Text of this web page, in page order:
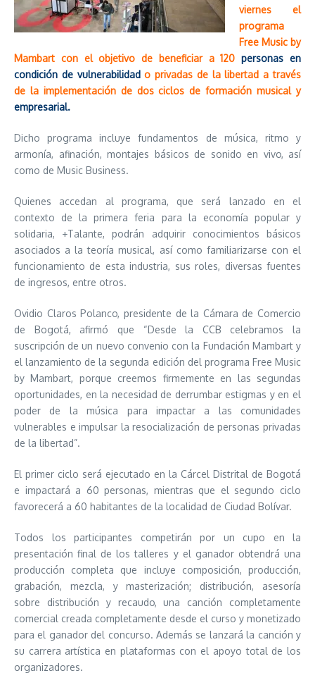
viernes el
programa
Free Music by
Mambart con el objetivo de beneficiar a 120personas en
condición de vulnerabilidad o privadas de la libertad a través
de la implementación de dos ciclos de formación musical y
empresarial.
Dicho programa incluye fundamentos de música, ritmo y
armonía, afinación, montajes básicos de sonido en vivo, así
como de Music Business.
Quienes accedan al programa, que será lanzado en el
contexto de la primera feria para la economía popular y
solidaria, +Talante, podrán adquirir conocimientos básicos
asociados a la teoría musical, así como familiarizarse con el
funcionamiento de esta industria, sus roles, diversas fuentes
de ingresos, entre otros.
Ovidio Claros Polanco, presidente de la Cámara de Comercio
de Bogotá, afirmó que “Desde la CCB celebramos la
suscripción de un nuevo convenio con la Fundación Mambart y
el lanzamiento de la segunda edición del programa Free Music
by Mambart, porque creemos firmemente en las segundas
oportunidades, en la necesidad de derrumbar estigmas y en el
poder de la música para impactar a las comunidades
vulnerables e impulsar la resocialización de personas privadas
de la libertad”.
El primer ciclo será ejecutado en la Cárcel Distrital de Bogotá
e impactará a 60 personas, mientras que el segundo ciclo
favorecerá a 60 habitantes de la localidad de Ciudad Bolívar.
Todos los participantes competirán por un cupo en la
presentación final de los talleres y el ganador obtendrá una
producción completa que incluye composición, producción,
grabación, mezcla, y masterización; distribución, asesoría
sobre distribución y recaudo, una canción completamente
comercial creada completamente desde el curso y monetizado
para el ganador del concurso. Además se lanzará la canción y
su carrera artística en plataformas con el apoyo total de los
organizadores.